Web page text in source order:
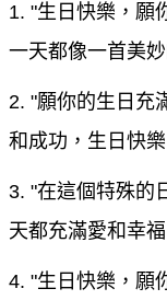
1. "生日快樂，願
一天都像一首美
2. "願你的生日充
和成功，生日快
3. "在這個特殊的
天都充滿愛和幸
4. "生日快樂，願